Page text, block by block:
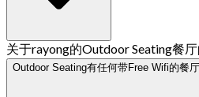
关于rayong的Outdoor Seating餐
Outdoor Seating有任何带Free Wifi的餐